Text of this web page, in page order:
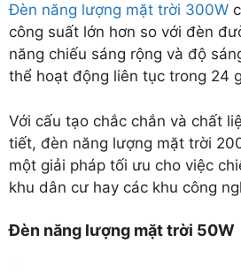
Đèn năng lượng mặt trời 300W
công suất lớn hơn so với đèn
năng chiếu sáng rộng và độ
thể hoạt động liên tục trong 24
Với cấu tạo chắc chắn và chất
tiết, đèn năng lượng mặt trời
một giải pháp tối ưu cho việc
khu dân cư hay các khu công
Đèn năng lượng mặt trời 50W